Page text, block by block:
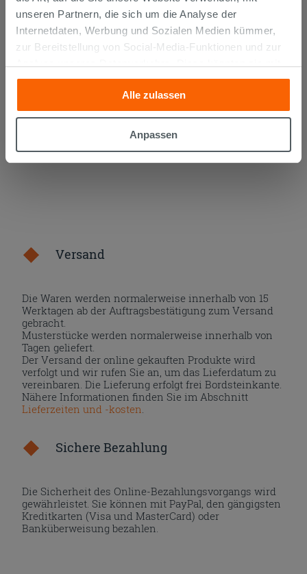
unseren Partnern, die sich um die Analyse der
Internetdaten, Werbung und Sozialen Medien kümmer,
zur Bereitstellung von Social-Media-Funktionen und zur
anderen Informationen, die Sie ihnen geliefert haben oder
die sie aufgrund Ihrer Verwendung ihrer Dienste
gesammelt haben, kombinieren. Falls Sie mehr wissen
möchten oder Ihre Zustimmung zu allen oder einigen
Zustimmung kann durch Klicken auf die Schaltfläche
Alle zulassen
Anpassen
KURVENPAAR ZUR MONTAGE UNTER
DEM WASCHBECKEN 45° MESSING
CHROM
14,90 €
IN DEN WARENKORB LEGEN
Versand
Die Waren werden normalerweise innerhalb von 15
Werktagen ab der Auftragsbestätigung zum Versand
gebracht.
Musterstücke werden normalerweise innerhalb von
Tagen geliefert.
Der Versand der online gekauften Produkte wird
verfolgt und wir rufen Sie an, um das Lieferdatum zu
vereinbaren. Die Lieferung erfolgt frei Bordsteinkante.
Nähere Informationen finden Sie im Abschnitt
Lieferzeiten und -kosten
Sichere Bezahlung
Die Sicherheit des Online-Bezahlungsvorgangs wird
gewährleistet. Sie können mit PayPal, den gängigsten
Kreditkarten (Visa und MasterCard) oder
Banküberweisung bezahlen.